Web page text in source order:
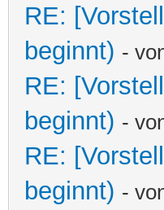
RE:
beginnt) -
RE:
beginnt) -
RE:
beginnt) -